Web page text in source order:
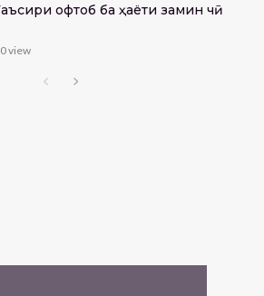
офтоб ба ҳаёти замин чӣ
0view